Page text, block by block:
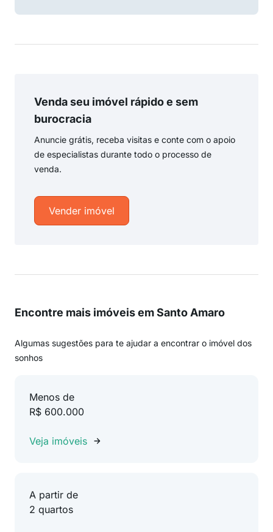
Venda seu imóvel rápido e sem
burocracia
Anuncie grátis, receba visitas e conte com o apoio
de especialistas durante todo o processo de
venda.
Vender imóvel
Encontre mais imóveis em Santo Amaro
Algumas sugestões para te ajudar a encontrar o imóvel dos
sonhos
Menos de
R$ 600.000
Veja imóveis
A partir de
2 quartos